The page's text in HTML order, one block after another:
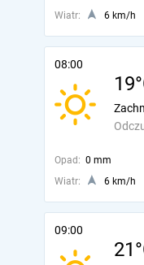
Wiatr: 6 km/h
08:00
Opad: 0 mm
Wiatr:
6 km/h
09:00